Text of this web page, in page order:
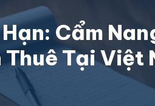
Cẩm
Thuê Tại Việt